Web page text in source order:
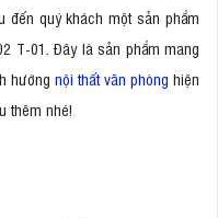
đến quý khách một sản phẩm
T-01. Đây là sản phẩm mang
hướng nội thất văn phòng hiện
thêm nhé!